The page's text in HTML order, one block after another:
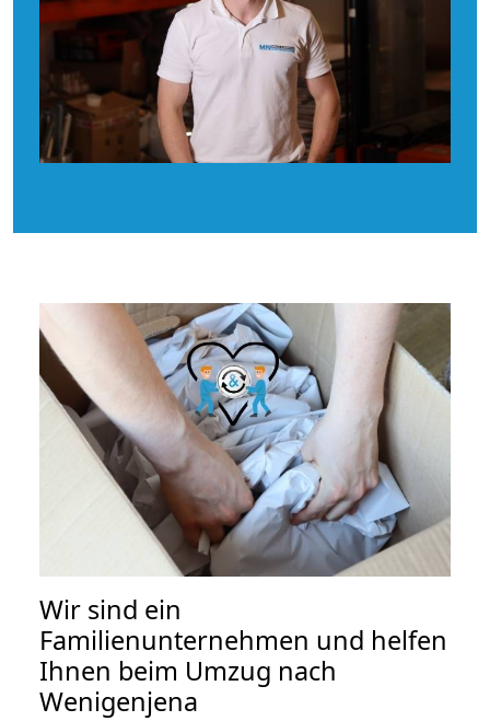
Wir sind ein
Familienunternehmen und helfen
Ihnen beim Umzug nach
Wenigenjena